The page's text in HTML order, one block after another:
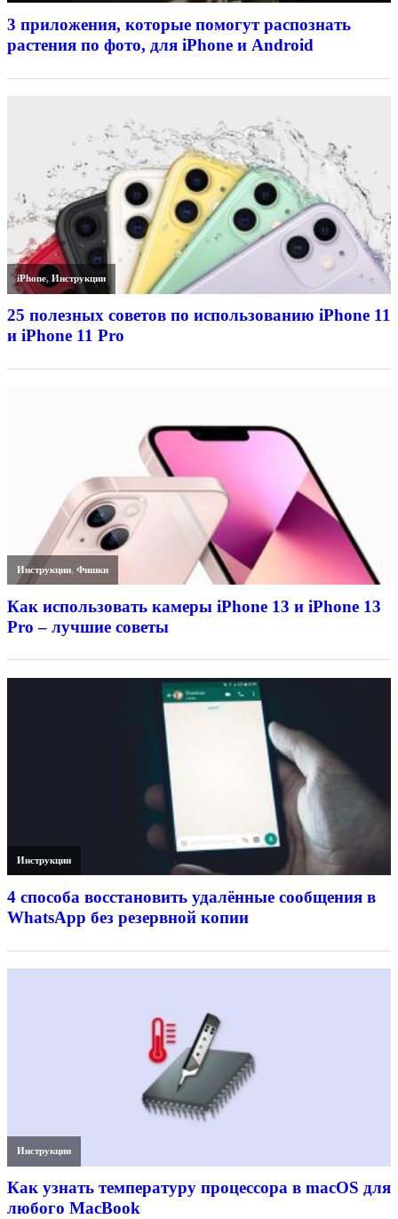
3 приложения, которые помогут распознать
растения по фото, для iPhone и Android
iPhone,Инструкции
25 полезных советов по использованию iPhone 11
и iPhone 11 Pro
Инструкции,Фишки
Как использовать камеры iPhone 13 и iPhone 13
Pro – лучшие советы
Инструкции
4 способа восстановить удалённые сообщения в
WhatsApp без резервной копии
Инструкции
Как узнать температуру процессора в macOS для
любого MacBook